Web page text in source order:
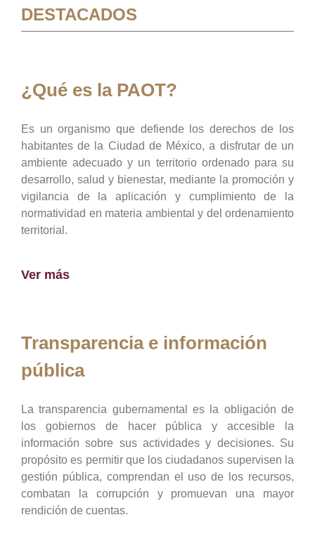
DESTACADOS
¿Qué es la PAOT?
Es un organismo que defiende los derechos de los
habitantes de la Ciudad de México, a disfrutar de un
ambiente adecuado y un territorio ordenado para su
desarrollo, salud y bienestar, mediante la promoción y
vigilancia de la aplicación y cumplimiento de la
normatividad en materia ambiental y del ordenamiento
territorial.
Ver más
Transparencia e información
pública
La transparencia gubernamental es la obligación de
los gobiernos de hacer pública y accesible la
información sobre sus actividades y decisiones. Su
propósito es permitir que los ciudadanos supervisen la
gestión pública, comprendan el uso de los recursos,
combatan la corrupción y promuevan una mayor
rendición de cuentas.